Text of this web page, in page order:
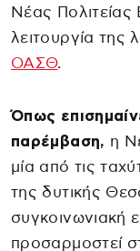
Νέας
λειτουργία της
ΟΑΣΘ.
Όπως
παρέμβαση, η
μία από τις
της δυτικής
συγκοινωνιακή
προσαρμοστεί